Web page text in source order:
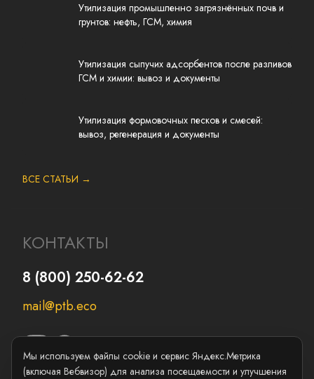
Утилизация промышленно загрязнённых почв и
грунтов: нефть, ГСМ, химия
Утилизация сыпучих адсорбентов после разливов
ГСМ и химии: вывоз и документы
Утилизация формовочных песков и смесей:
вывоз, регенерация и документы
ВСЕ СТАТЬИ →
КОНТАКТЫ
8 (800) 250-62-62
mail@ptb.eco
Мы используем файлы cookie и сервис Яндекс.Метрика
(включая Вебвизор) для анализа посещаемости и улучшения